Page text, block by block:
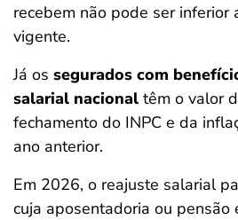
recebem não pode ser inferior
vigente.
Já os segurados com
salarial nacional têm o valor
fechamento do INPC e da
ano anterior.
Em 2026, o reajuste salarial
cuja aposentadoria ou pensão